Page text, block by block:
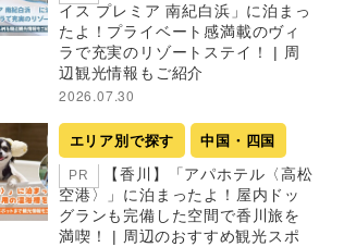
イス プレミア 南紀白浜」に泊まっ
たよ！プライベート感満載のヴィ
ラで充実のリゾートステイ！ | 周
辺観光情報もご紹介
2026.07.30
エリア別で探す 中国・四国
PR
【香川】「アパホテル〈高松
空港〉」に泊まったよ！屋内ドッ
グランも完備した空間で香川旅を
満喫！ | 周辺のおすすめ観光スポ